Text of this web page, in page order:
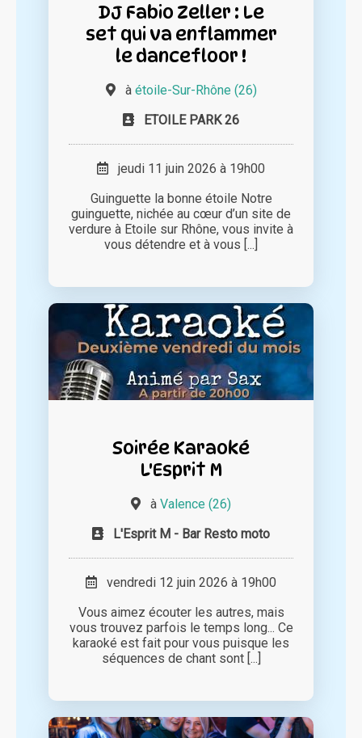
DJ Fabio Zeller : Le
set qui va enflammer
le dancefloor !
à étoile-Sur-Rhône (26)
ETOILE PARK 26
jeudi 11 juin 2026 à 19h00
Guinguette la bonne étoile Notre
guinguette, nichée au cœur d’un site de
verdure à Etoile sur Rhône, vous invite à
vous détendre et à vous [...]
Soirée Karaoké
L'Esprit M
à Valence (26)
L'Esprit M - Bar Resto moto
vendredi 12 juin 2026 à 19h00
Vous aimez écouter les autres, mais
vous trouvez parfois le temps long... Ce
karaoké est fait pour vous puisque les
séquences de chant sont [...]